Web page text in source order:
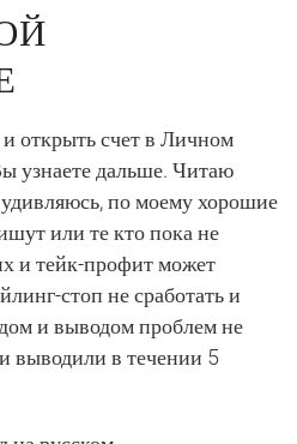
и открыть счет в Личном
узнаете дальше. Читаю
по моему хорошие
или те кто пока не
и тейк-профит может
стоп не сработать и
и выводом проблем не
выводили в течении 5